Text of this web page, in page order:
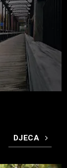
DJECA